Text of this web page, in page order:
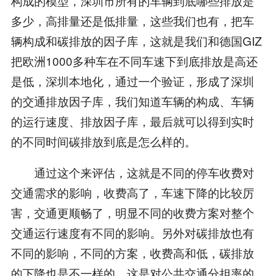
多少，高排量还是低排量，这些我们也有，把车
辆构成和碳排放的因子库，这就是我们和德国GIZ
把欧洲1000多种车在不同车速下到底排放是高还
是低，深圳本地化，通过一个验证，形成了深圳
的交通排放因子库，我们知道车辆的构成、车辆
的运行速度、排放因子库，最后就可以得到实时
的不同时间碳排放到底是怎么样的。
通过这个来评估，这就是不同的停车收费对
交通需求的影响，收费高了，车速下降的比较厉
害，交通更顺畅了，明显不同的收费方案对整个
交通运行速度有不同的影响。另外对碳排放也有
不同的影响，不同的方案，收费高和低，碳排放
的下降也是不一样的。这是对公共交通分担率的